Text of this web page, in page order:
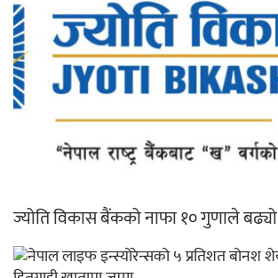
ज्योति विकास बैंकको नाफा १० गुणाले बढ्यो